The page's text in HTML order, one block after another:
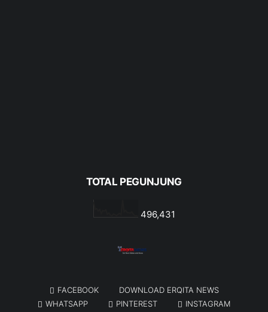
TOTAL PEGUNJUNG
496,431
FACEBOOK
DOWNLOAD ERQITA NEWS
WHATSAPP
PINTEREST INSTAGRAM